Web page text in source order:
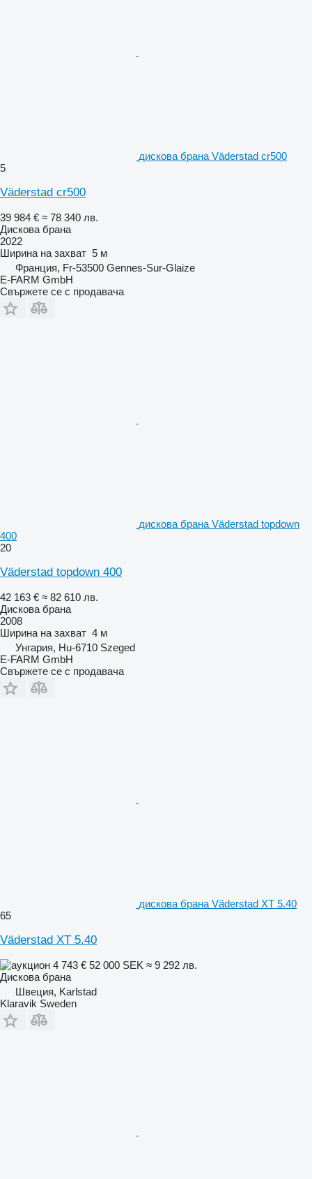
дискова брана Väderstad cr500
5
Väderstad cr500
39 984 € ≈ 78 340 лв.
Дискова брана
2022
Ширина на захват 5 м
Франция, Fr-53500 Gennes-Sur-Glaize
E-FARM GmbH
Свържете се с продавача
дискова брана Väderstad topdown
400
20
Väderstad topdown 400
42 163 € ≈ 82 610 лв.
Дискова брана
2008
Ширина на захват 4 м
Унгария, Hu-6710 Szeged
E-FARM GmbH
Свържете се с продавача
дискова брана Väderstad XT 5.40
65
Väderstad XT 5.40
4 743 € 52 000 SEK ≈ 9 292 лв.
Дискова брана
Швеция, Karlstad
Klaravik Sweden